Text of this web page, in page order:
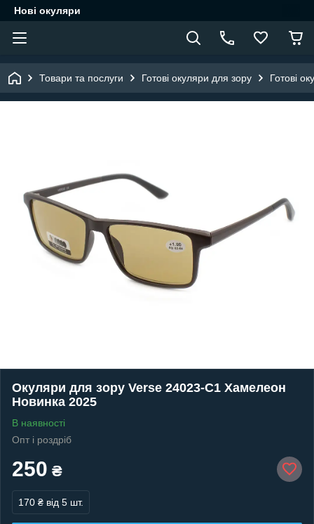
Нові окуляри
Товари та послуги Готові окуляри для зору Готові
Окуляри для зору Verse 24023-C1 Хамелеон
Новинка 2025
В наявності
Опт і роздріб
250 ₴
170 ₴ від 5 шт.